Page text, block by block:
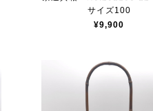
サイズ100
¥9,900